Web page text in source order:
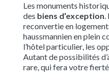
Les monuments
des biens d’exception.
reconvertie en
haussmannien en plein
l’hôtel particulier, les
Autant de possibilités
rare, qui fera votre